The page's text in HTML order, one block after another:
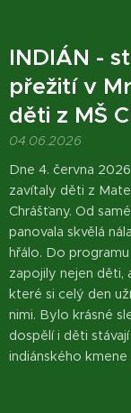
INDIÁN -
přežití v
děti z MŠ
04.06.2026
Dne 4. června
zavítaly děti z
Chrášťany. Od
panovala skvělá
hřálo. Do
zapojily nejen děti,
které si celý den
nimi. Bylo krásné
dospělí i děti
indiánského kmene